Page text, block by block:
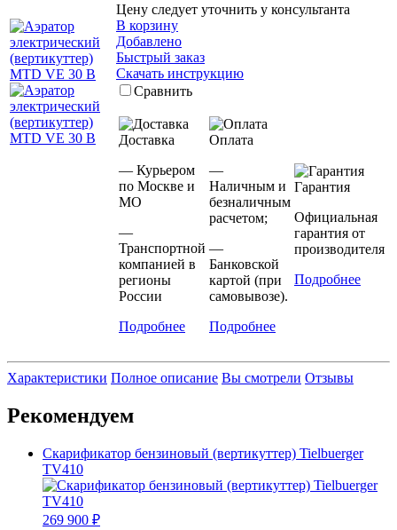
Цену следует уточнить у консультанта
В корзину
Добавлено
Быстрый заказ
Скачать инструкцию
Сравнить
Доставка
— Курьером
по Москве и
МО
—
Транспортной
компанией в
регионы
России
Подробнее
Оплата
—
Наличным и
безналичным
расчетом;
—
Банковской
картой (при
самовывозе).
Подробнее
Гарантия
Официальная
гарантия от
производителя
Подробнее
Характеристики Полное описание Вы смотрели Отзывы
Рекомендуем
Скарификатор бензиновый (вертикуттер) Tielbuerger
TV410
269 900 ₽